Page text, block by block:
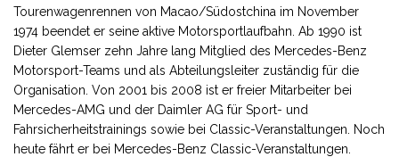
Tourenwagenrennen von Macao/Südostchina im November
1974 beendet er seine aktive Motorsportlaufbahn. Ab 1990 ist
Dieter Glemser zehn Jahre lang Mitglied des Mercedes-Benz
Motorsport-Teams und als Abteilungsleiter zuständig für die
Organisation. Von 2001 bis 2008 ist er freier Mitarbeiter bei
Mercedes-AMG und der Daimler AG für Sport- und
Fahrsicherheitstrainings sowie bei Classic-Veranstaltungen. Noch
heute fährt er bei Mercedes-Benz Classic-Veranstaltungen.